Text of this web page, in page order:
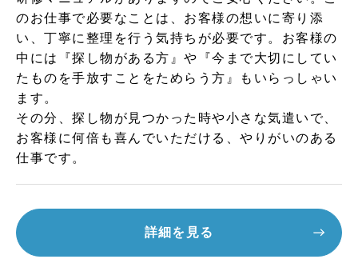
のお仕事で必要なことは、お客様の想いに寄り添
い、丁寧に整理を行う気持ちが必要です。お客様の
中には『探し物がある方』や『今まで大切にしてい
たものを手放すことをためらう方』もいらっしゃい
ます。
その分、探し物が見つかった時や小さな気遣いで、
お客様に何倍も喜んでいただける、やりがいのある
仕事です。
詳細を見る